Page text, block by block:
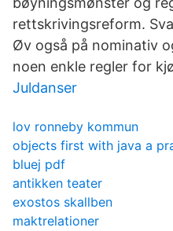
rettskrivingsreform.
Øv også på nominativ
noen enkle regler for
Juldanser
lov ronneby kommun
objects first with java a
bluej pdf
antikken teater
exostos skallben
maktrelationer